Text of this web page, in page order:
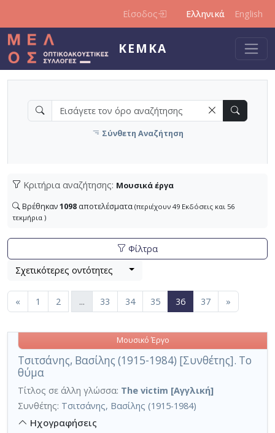
Είσοδος Ελληνικά English
ΚΕΜΚΑ
Σύνθετη Αναζήτηση
Κριτήρια αναζήτησης: Μουσικά έργα
Βρέθηκαν1098 αποτελέσματα (περιέχουν 49 Εκδόσεις και 56
τεκμήρια )
Φίλτρα
Βρέθηκαν1098αποτελέσματα (περιέχουν 49
Περιορισμός αποτελεσμάτων με τη χρήση επιπλέον
Λίστα μετα τα αποτελέσματα αναζήτησης:
Σχετικότερες οντότητες
« 1 2 ... 33 34 35 36(current)
37 »
Τσιτσάνης, Βασίλης (1915-1984) [Συνθέτης]. Το
θύμα
Μουσικό Έργο
Τίτλος σε άλλη γλώσσα: The victim [Αγγλική]
Συνθέτης: Τσιτσάνης, Βασίλης (1915-1984)
Ηχογραφήσεις